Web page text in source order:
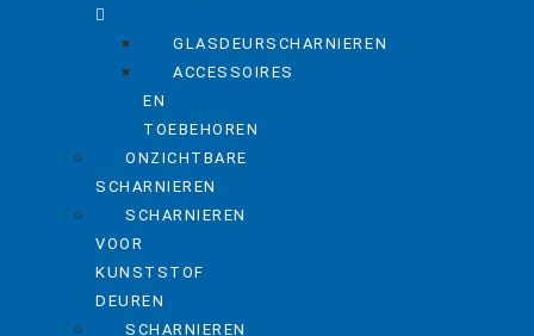
GLASDEURSCHARNIEREN
ACCESSOIRES
EN
TOEBEHOREN
ONZICHTBARE
SCHARNIEREN
SCHARNIEREN
VOOR
KUNSTSTOF
DEUREN
SCHARNIEREN